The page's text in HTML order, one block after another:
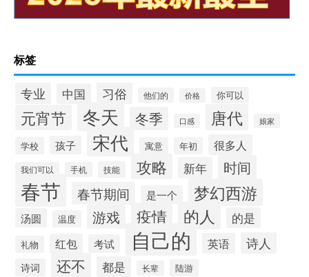
标签
专业 中国 习俗 他们的 价格 你可以
元宵节 冬天 冬季 口感 唐代 娘家
学校 孩子 宋代 寓意 年初 很多人
我们可以 手机 技能 攻略 新年 时间
春节 春节期间 是一个 梦幻西游
汤圆 温度 游戏 疫情 的人 的是
礼物 红包 考试 自己的 英语 诗人
诗词 还不 都是 长辈 陆游